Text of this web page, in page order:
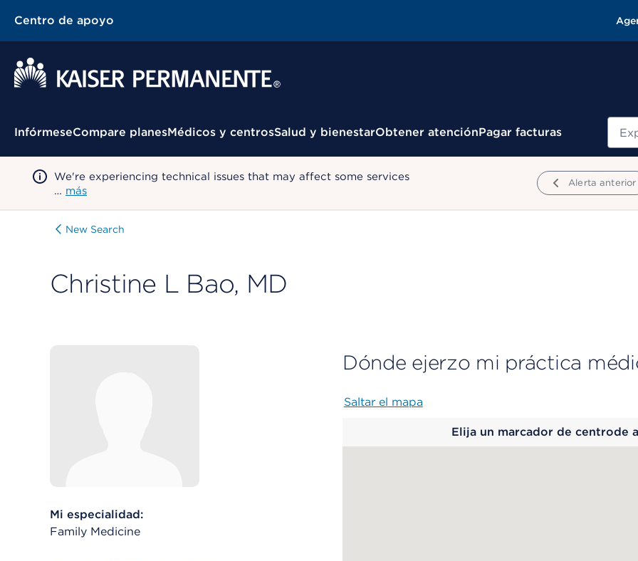
Centro de apoyo
Menú contextual
InfórmeseCompare planesMédicos y centrosSalud y bienestarObtener atenciónPagar facturas
We're experiencing technical issues that may affect some services
… más
Alerta anterior
New Search
Christine L Bao, MD
Mi especialidad:
Family Medicine
Dónde ejerzo mi práctica
Saltar el mapa
Elija un marcador de centrode